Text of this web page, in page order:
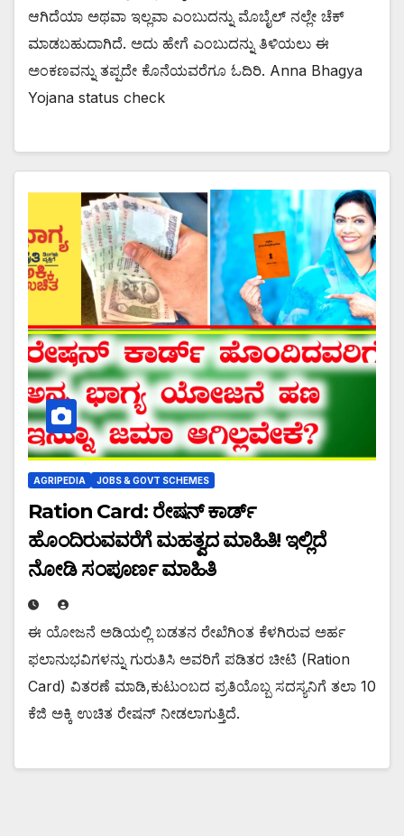
ಆಗಿದೆಯಾ ಅಥವಾ ಇಲ್ಲವಾ ಎಂಬುದನ್ನು ಮೊಬೈಲ್ ನಲ್ಲೇ ಚೆಕ್
ಮಾಡಬಹುದಾಗಿದೆ. ಅದು ಹೇಗೆ ಎಂಬುದನ್ನು ತಿಳಿಯಲು ಈ
ಅಂಕಣವನ್ನು ತಪ್ಪದೇ ಕೊನೆಯವರೆಗೂ ಓದಿರಿ. Anna Bhagya
Yojana status check
AGRIPEDIA JOBS & GOVT SCHEMES
Ration Card: ರೇಷನ್ ಕಾರ್ಡ್
ಹೊಂದಿರುವವರೆಗೆ ಮಹತ್ವದ ಮಾಹಿತಿ! ಇಲ್ಲಿದೆ
ನೋಡಿ ಸಂಪೂರ್ಣ ಮಾಹಿತಿ
ಈ ಯೋಜನೆ ಅಡಿಯಲ್ಲಿ ಬಡತನ ರೇಖೆಗಿಂತ ಕೆಳಗಿರುವ ಅರ್ಹ
ಫಲಾನುಭವಿಗಳನ್ನು ಗುರುತಿಸಿ ಅವರಿಗೆ ಪಡಿತರ ಚೀಟಿ (Ration
Card) ವಿತರಣೆ ಮಾಡಿ,ಕುಟುಂಬದ ಪ್ರತಿಯೊಬ್ಬ ಸದಸ್ಯನಿಗೆ ತಲಾ 10
ಕೆಜಿ ಅಕ್ಕಿ ಉಚಿತ ರೇಷನ್ ನೀಡಲಾಗುತ್ತಿದೆ.